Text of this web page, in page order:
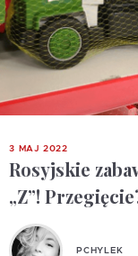
3 MAJ 2022
Rosyjskie
„Z”!
PCHYLEK